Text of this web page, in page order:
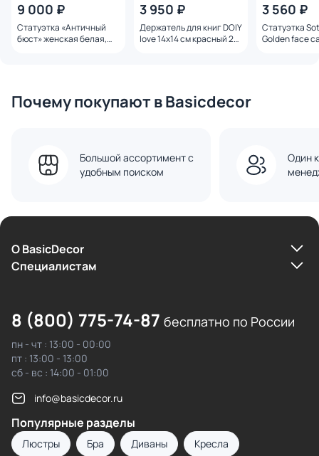
9 000 ₽
Статуэтка «Античный
бюст» женская белая,
3 950 ₽
Держатель для книг DOIY
love 14х14 см красный 2
3 560 ₽
Статуэтка
Golden face
Почему покупают в Basicdecor
Большой ассортимент с
удобным поиском
Один
О BasicDecor
Cпециалистам
8 (800) 775-74-87 бесплатно по России
пн - чт : 13:00 - 00:00
пт : 13:00 - 13:00
сб - вс : 14:00 - 01:00
info@basicdecor.ru
Популярные разделы
Люстры Бра Диваны Кресла